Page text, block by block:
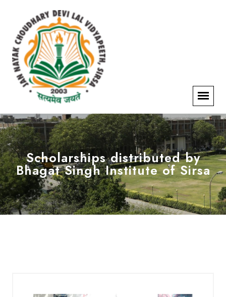
Scholarships distributed by
Bhagat Singh Institute of Sirsa